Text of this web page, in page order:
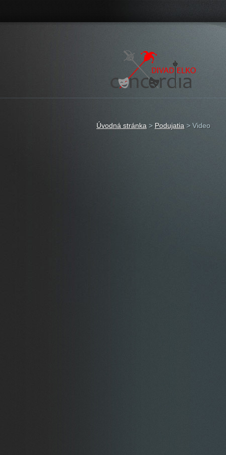
Úvodná stránka > Podujatia > Video